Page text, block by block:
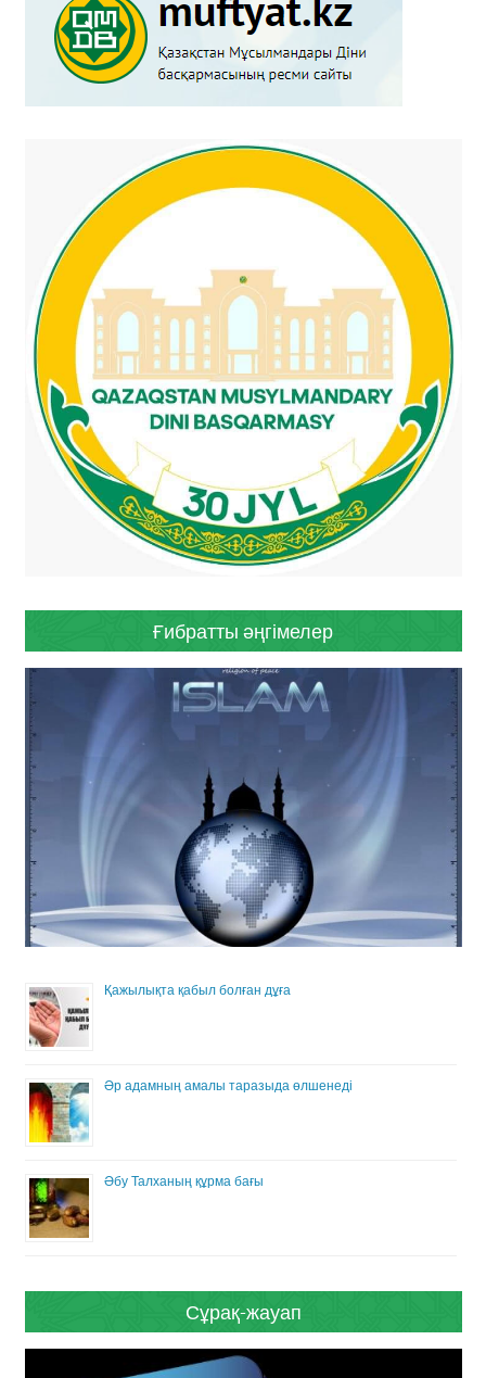
Ғибратты әңгімелер
Қажылықта қабыл болған дұға
Әр адамның амалы таразыда өлшенеді
Әбу Талханың құрма бағы
Сұрақ-жауап